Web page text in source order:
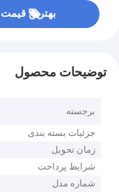
بهترین قیمت
توضیحات محصول
برجسته
جزئیات بسته بندی
زمان تحویل
شرایط پرداخت
شماره مدل